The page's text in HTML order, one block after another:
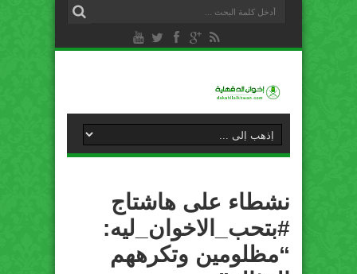
نشطاء على هاشتاج
#بتحب_الاخوان_ليه:
“مظلومين وتكرههم